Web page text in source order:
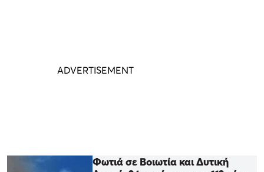
Φωτιά σε Βοιωτία και Δυτική